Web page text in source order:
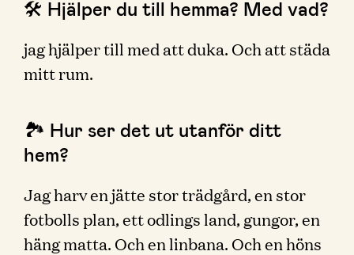
🛠 Hjälper du till hemma? Med vad?
jag hjälper till med att duka. Och att städa
mitt rum.
🏞 Hur ser det ut utanför ditt
hem?
Jag harv en jätte stor trädgård, en stor
fotbolls plan, ett odlings land, gungor, en
häng matta. Och en linbana. Och en höns